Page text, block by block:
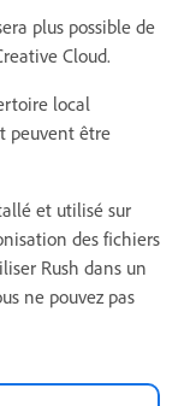
plus possible de
Cloud.
local
peuvent être
et utilisé sur
des fichiers
Rush dans un
ne pouvez pas